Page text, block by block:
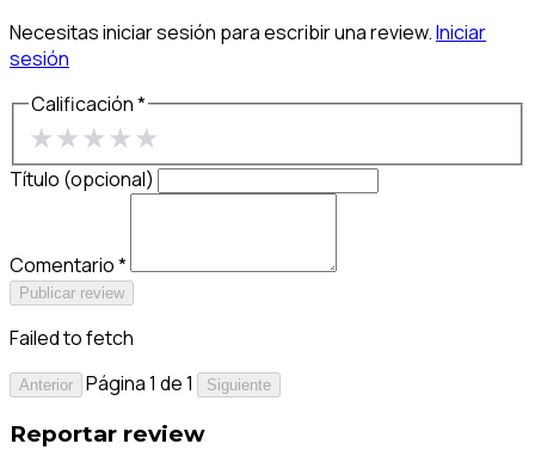
Necesitas iniciar sesión para escribir una review.Iniciar
sesión
Calificación *
★★★★★
Título (opcional)
Comentario *
Publicar review
Failed to fetch
Anterior Página 1 de 1 Siguiente
Reportar review